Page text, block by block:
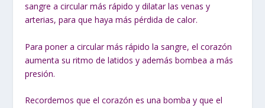
sangre a circular más rápido y dilatar las venas y
arterias, para que haya más pérdida de calor.
Para poner a circular más rápido la sangre, el corazón
aumenta su ritmo de latidos y además bombea a más
presión.
Recordemos que el corazón es una bomba y que el